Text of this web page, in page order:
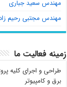
مهندس سعید جباری
مهندس مجتبی رحیم
زمینه فعالیت ما
طراحی و اجرای کلیه
برق و کامپیوتر